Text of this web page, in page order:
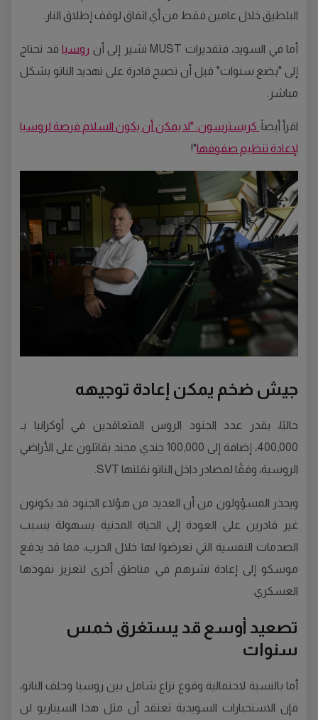
البلطيق خلال عامين فقط من أي اتفاق لوقف إطلاق النار.
أما في السويد، فتقديرات MUST تشير إلى أن روسيا قد تحتاج
إلى "بضع سنوات" قبل أن تصبح قادرة على تهديد الناتو بشكل
مباشر.
اقرأ أيضاً: كريسترسون: "لا يمكن أن يكون السلام فرصة لروسيا
لإعادة تنظيم صفوفها"!
جيش ضخم يمكن إعادة توجيهه
حاليًا، يقدر عدد الجنود الروس المتعاقدين في أوكرانيا بـ
400,000، إضافة إلى 100,000 جندي مجند يقاتلون على الأراضي
الروسية، وفقًا لمصادر داخل الناتو نقلتها SVT.
ويحذر المسؤولون من أن العديد من هؤلاء الجنود قد يكونون
غير قادرين على العودة إلى الحياة المدنية بسهولة بسبب
الصدمات النفسية التي تعرضوا لها خلال الحرب، مما قد يدفع
موسكو إلى إعادة نشرهم في مناطق أخرى لتعزيز نفوذها
العسكري.
تصعيد أوسع قد يستغرق خمس
سنوات
أما بالنسبة لاحتمالية وقوع نزاع شامل بين روسيا وحلف الناتو،
فإن الاستخبارات السويدية تعتقد أن مثل هذا السيناريو لن